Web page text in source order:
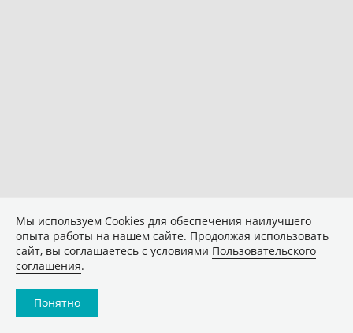
Мы используем Сookies для обеспечения наилучшего
опыта работы на нашем сайте. Продолжая использовать
сайт, вы соглашаетесь с условиями Пользовательского
соглашения.
Понятно